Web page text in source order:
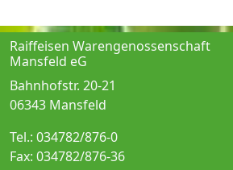
Raiffeisen Warengenossenschaft
Mansfeld eG
Bahnhofstr. 20-21
06343 Mansfeld
Tel.: 034782/876-0
Fax: 034782/876-36